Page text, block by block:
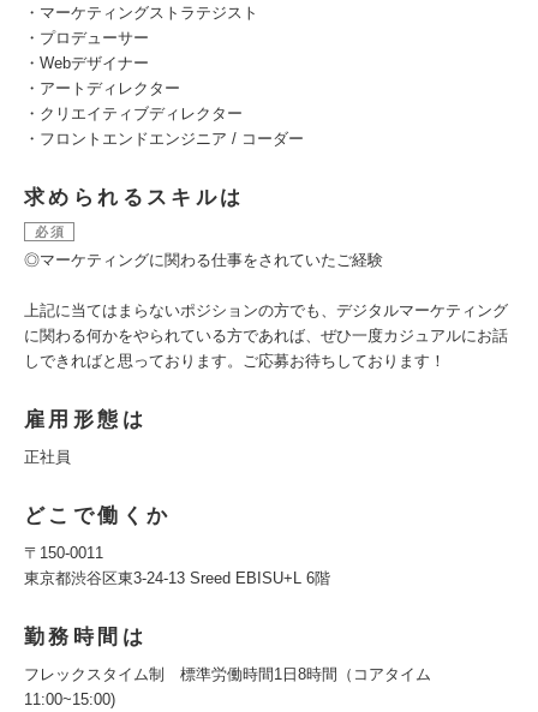
・マーケティングストラテジスト
・プロデューサー
・Webデザイナー
・アートディレクター
・クリエイティブディレクター
・フロントエンドエンジニア / コーダー
求められるスキルは
必須
◎マーケティングに関わる仕事をされていたご経験
上記に当てはまらないポジションの方でも、デジタルマーケティング
に関わる何かをやられている方であれば、ぜひ一度カジュアルにお話
しできればと思っております。ご応募お待ちしております！
雇用形態は
正社員
どこで働くか
〒150-0011
東京都渋谷区東3-24-13 Sreed EBISU+L 6階
勤務時間は
フレックスタイム制 標準労働時間1日8時間（コアタイム
11:00~15:00)